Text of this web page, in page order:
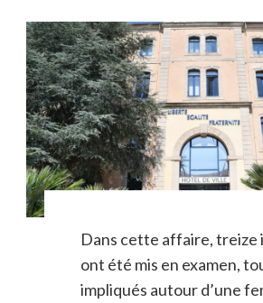
Dans cette affaire, treize
ont été mis en examen,
impliqués autour d’une